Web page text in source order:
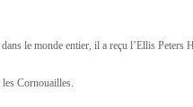
le monde entier, il a reçu l’Ellis
Cornouailles.